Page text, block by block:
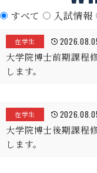
すべて 入試情報
在学生
大学院博士前期課程
します。
在学生
大学院博士後期課程
します。